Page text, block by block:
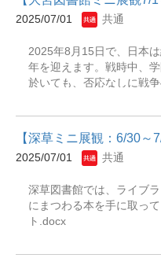
信技術）の活用や、テク
ノベーションに焦点を当て
ラシーまで、現代そして
角的にご紹介します。こ
正しく理解し、その可能
ただければ幸いです。 展
日（火）～8月30日（土
館 2F 入館ゲート付近 【
日後の世界 : すべてがAIと
破壊する、AI・ビッグデ
法と社会 : 近未来を深く
り人間らしくなれるか? :
2025/07/01 共通
2025年8月15日で、日本
年を迎えます。戦時中、
於いても、否応なしに戦
た。その結果、学徒動員
死などの悲しい出来事に
展示では、戦前と戦後に
を取り上げ、ご紹介したい
学研究部要覧』です。い
学内出版物ですが、戦前
受けた内容を見ることが
【深草ミニ展観：6/30
2025/07/01 共通
深草図書館では、ライブ
にまつわる本を手に取っ